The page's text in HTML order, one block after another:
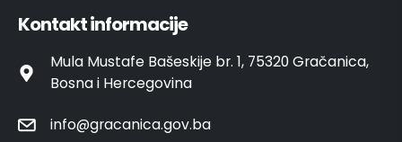
Kontakt informacije
Mula Mustafe Bašeskije br. 1, 75320 Gračanica,
Bosna i Hercegovina
info@gracanica.gov.ba